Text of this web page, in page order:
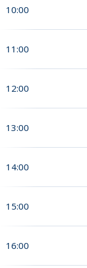
10:00
11:00
12:00
13:00
14:00
15:00
16:00